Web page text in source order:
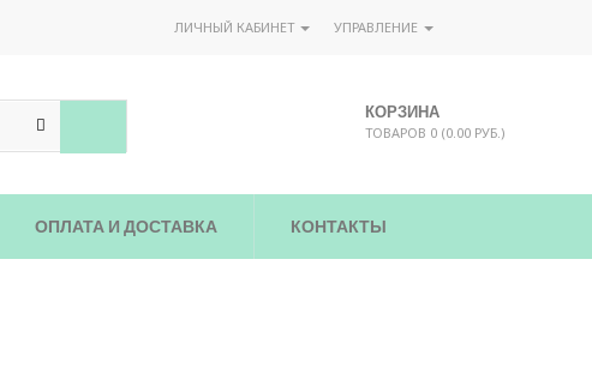
ЛИЧНЫЙ КАБИНЕТ УПРАВЛЕНИЕ
КОРЗИНА
ТОВАРОВ 0 (0.00 РУБ.)
ОПЛАТА И ДОСТАВКА КОНТАКТЫ